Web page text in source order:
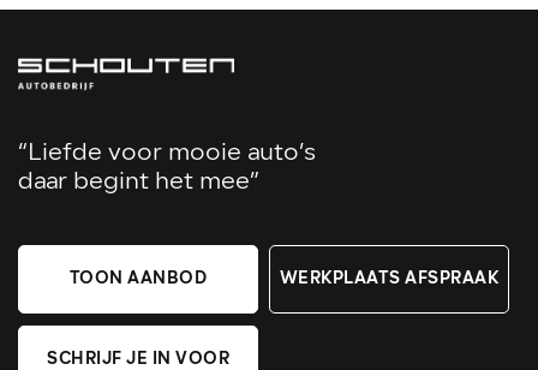
“Liefde voor mooie auto’s
daar begint het mee”
TOON AANBOD WERKPLAATS AFSPRAAK
SCHRIJF JE IN VOOR